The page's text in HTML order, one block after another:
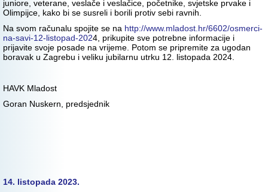
juniore, veterane, veslače i veslačice, početnike, svjetske prvake i
Olimpijce, kako bi se susreli i borili protiv sebi ravnih.
Na svom računalu spojite se na http://www.mladost.hr/6602/osmerci-
na-savi-12-listopad-2024, prikupite sve potrebne informacije i
prijavite svoje posade na vrijeme. Potom se pripremite za ugodan
boravak u Zagrebu i veliku jubilarnu utrku 12. listopada 2024.
HAVK Mladost
Goran Nuskern, predsjednik
14. listopada 2023.